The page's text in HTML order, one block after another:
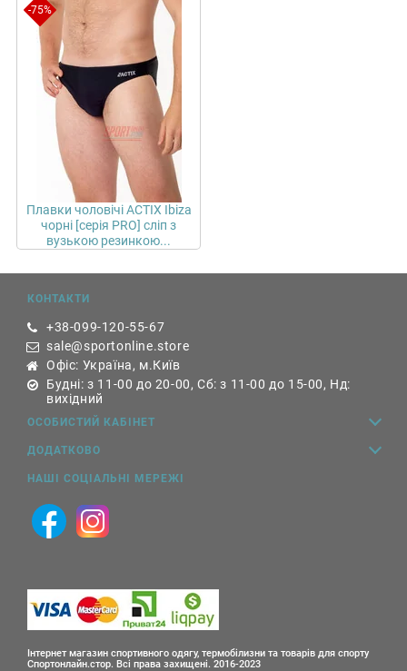
-75%
Плавки чоловічі ACTIX Ibiza
чорні [серія PRO] сліп з
вузькою резинкою...
КОНТАКТИ
+38-099-120-55-67
sale@sportonline.store
Офіс: Україна, м.Київ
Будні: з 11-00 до 20-00, Сб: з 11-00 до 15-00, Нд:
вихідний
ОСОБИСТИЙ КАБІНЕТ
ДОДАТКОВО
НАШІ СОЦІАЛЬНІ МЕРЕЖІ
Інтернет магазин спортивного одягу, термобілизни та товарів для спорту
Спортонлайн.стор. Всі права захищені. 2016-2023